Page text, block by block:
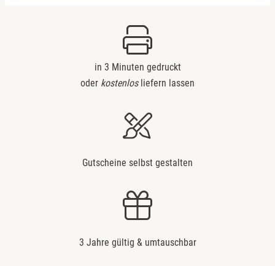
in 3 Minuten gedruckt
oder kostenlosliefern lassen
Gutscheine selbst gestalten
3 Jahre gültig & umtauschbar